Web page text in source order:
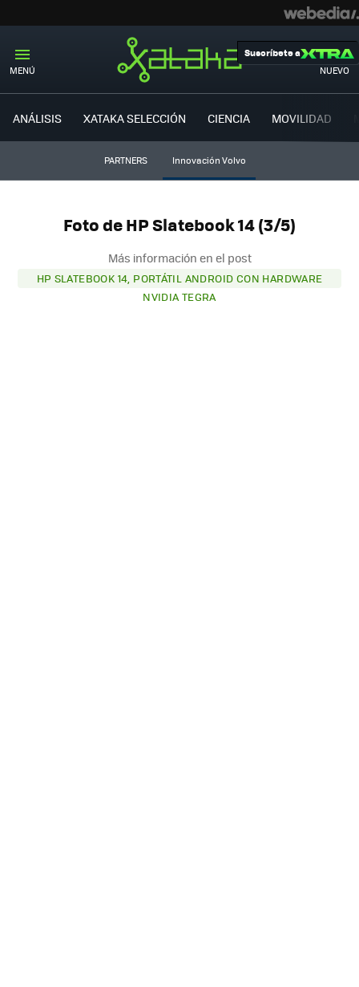
MENÚ NUEVO
Suscríbete a
ANÁLISIS XATAKA SELECCIÓN CIENCIA MOVILIDAD
PARTNERS Innovación Volvo
Foto de HP Slatebook 14 (3/5)
Más información en el post
HP SLATEBOOK 14, PORTÁTIL ANDROID CON HARDWARE
NVIDIA TEGRA